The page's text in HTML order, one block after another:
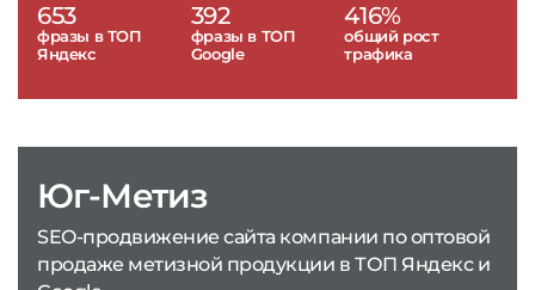
653
фразы в ТОП
Яндекс
392
фразы в ТОП
Google
416%
общий рост
трафика
Юг-Метиз
SEO-продвижение сайта компании по оптовой
продаже метизной продукции в ТОП Яндекс и